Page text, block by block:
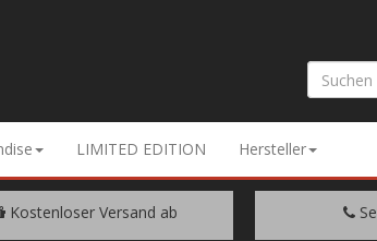
LIMITED EDITION Hersteller
Kostenloser Versand ab
WARENWERT VON € 200.- +49